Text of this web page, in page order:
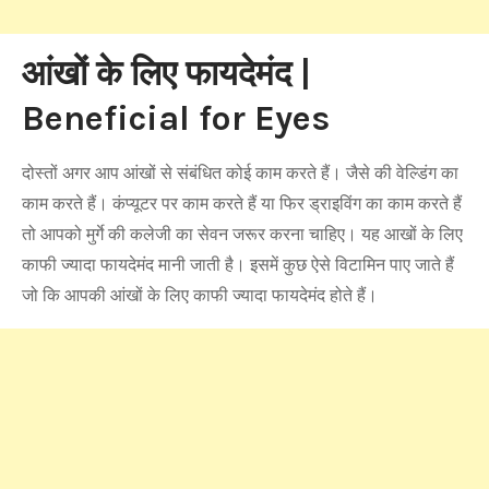
आंखों के लिए फायदेमंद |
Beneficial for Eyes
दोस्तों अगर आप आंखों से संबंधित कोई काम करते हैं। जैसे की वेल्डिंग का
काम करते हैं। कंप्यूटर पर काम करते हैं या फिर ड्राइविंग का काम करते हैं
तो आपको मुर्गे की कलेजी का सेवन जरूर करना चाहिए। यह आखों के लिए
काफी ज्यादा फायदेमंद मानी जाती है। इसमें कुछ ऐसे विटामिन पाए जाते हैं
जो कि आपकी आंखों के लिए काफी ज्यादा फायदेमंद होते हैं।